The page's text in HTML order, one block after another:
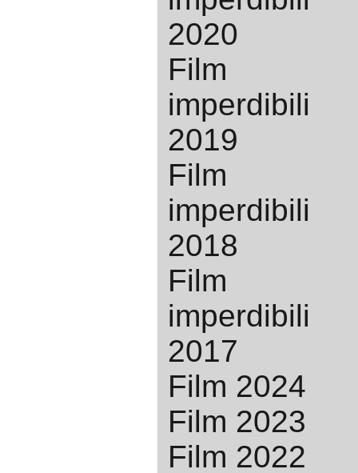
2020
Film
imperdibili
2019
Film
imperdibili
2018
Film
imperdibili
2017
Film 2024
Film 2023
Film 2022